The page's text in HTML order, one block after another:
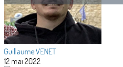
Guillaume VENET
12 mai 2022